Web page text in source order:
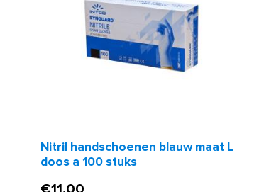
Nitril handschoenen blauw maat L
doos a 100 stuks